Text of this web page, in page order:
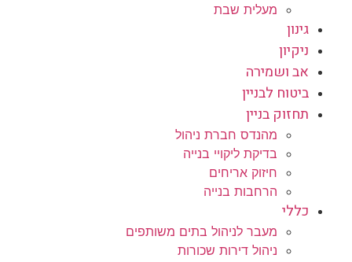
מעלית שבת
גינון
ניקיון
אב ושמירה
ביטוח לבניין
תחזוק בניין
מהנדס חברת ניהול
בדיקת ליקויי בנייה
חיזוק אריחים
הרחבות בנייה
כללי
מעבר לניהול בתים משותפים
ניהול דירות שכורות